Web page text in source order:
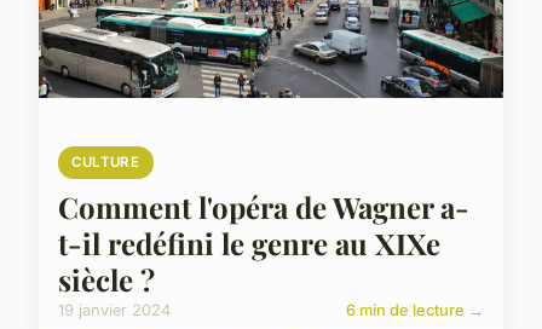
CULTURE
Comment l'opéra de Wagner a-
t-il redéfini le genre au XIXe
siècle ?
19 janvier 2024 6 min de lecture →